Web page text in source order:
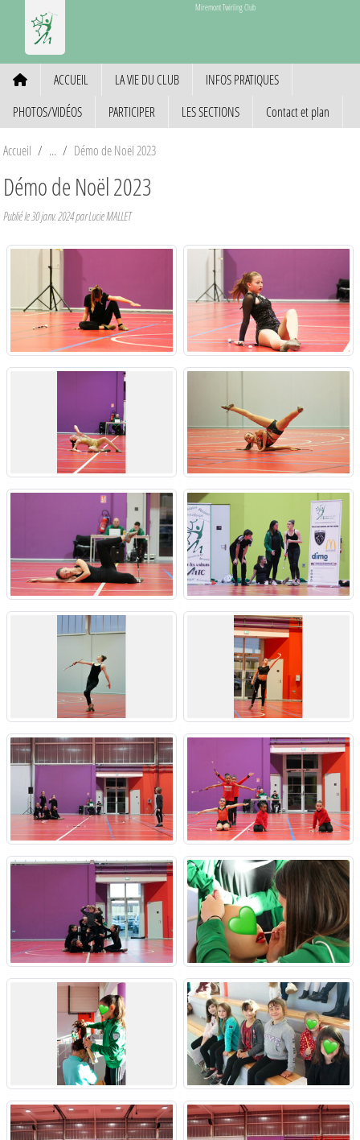
Miremont Twirling Club
ACCUEIL LA VIE DU CLUB
INFOS PRATIQUES
PHOTOS/VIDÉOS
PARTICIPER LES SECTIONS Contact et plan
Accueil Démo de Noël 2023
Démo de Noël 2023
Publié le 30 janv. 2024par Lucie MALLET
Panneau de gestion des cookies